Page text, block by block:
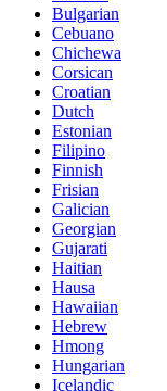
Bulgarian
Cebuano
Chichewa
Corsican
Croatian
Dutch
Estonian
Filipino
Finnish
Frisian
Galician
Georgian
Gujarati
Haitian
Hausa
Hawaiian
Hebrew
Hmong
Hungarian
Icelandic